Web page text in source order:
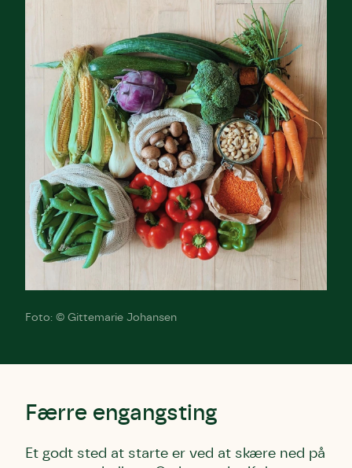
Foto: © Gittemarie Johansen
Færre engangsting
Et godt sted at starte er ved at skære ned på